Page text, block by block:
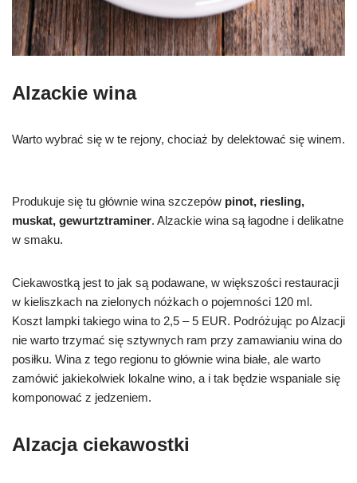
Alzackie wina
Warto wybrać się w te rejony, chociaż by delektować się winem.
Produkuje się tu głównie wina szczepów pinot, riesling,
muskat, gewurtztraminer. Alzackie wina są łagodne i delikatne
w smaku.
Ciekawostką jest to jak są podawane, w większości restauracji
w kieliszkach na zielonych nóżkach o pojemności 120 ml.
Koszt lampki takiego wina to 2,5 – 5 EUR. Podróżując po Alzacji
nie warto trzymać się sztywnych ram przy zamawianiu wina do
posiłku. Wina z tego regionu to głównie wina białe, ale warto
zamówić jakiekolwiek lokalne wino, a i tak będzie wspaniale się
komponować z jedzeniem.
Alzacja ciekawostki